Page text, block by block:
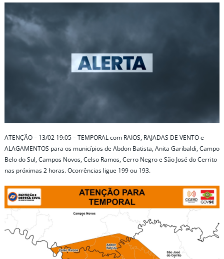
ATENÇÃO – 13/02 19:05 – TEMPORAL com RAIOS, RAJADAS DE VENTO e
ALAGAMENTOS para os municípios de Abdon Batista, Anita Garibaldi, Campo
Belo do Sul, Campos Novos, Celso Ramos, Cerro Negro e São José do Cerrito
nas próximas 2 horas. Ocorrências ligue 199 ou 193.